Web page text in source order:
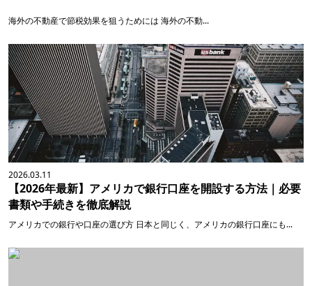
海外の不動産で節税効果を狙うためには 海外の不動...
2026.03.11
【2026年最新】アメリカで銀行口座を開設する方法｜必要
書類や手続きを徹底解説
アメリカでの銀行や口座の選び方 日本と同じく、アメリカの銀行口座にも...